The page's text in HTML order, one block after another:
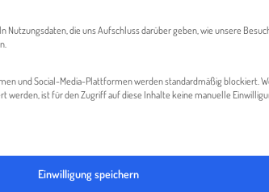
Nutzungsdaten, die uns Aufschluss darüber geben, wie unsere
und Social-Media-Plattformen werden standardmäßig blockiert.
werden, ist für den Zugriff auf diese Inhalte keine manuelle
Einwilligung speichern